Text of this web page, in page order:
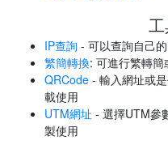
IP查詢 - 可以查詢自己
繁簡轉換: 可進行繁轉簡
QRCode - 輸入網址或
載使用
UTM網址 - 選擇UTM參
製使用